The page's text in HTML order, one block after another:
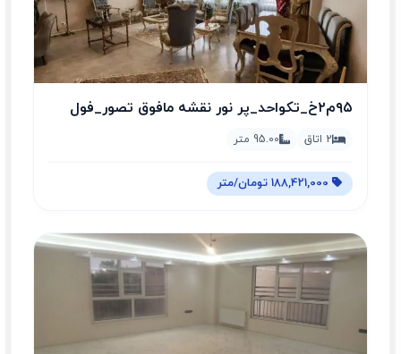
۹۵م۲خ_تکواحد_پر نور نقشه مافوق تصور_فول
امکانات_
2 اتاق 95.00 متر